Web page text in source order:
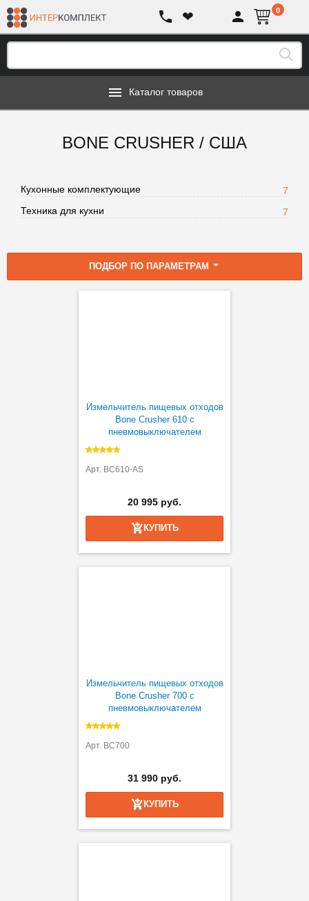
❤ 0
Каталог товаров
BONE CRUSHER / США
Кухонные комплектующие
7
Техника для кухни
7
ПОДБОР ПО ПАРАМЕТРАМ
Измельчитель пищевых отходов
Bone Crusher 610 с
пневмовыключателем
Арт. BC610-AS
20 995 руб.
КУПИТЬ
Измельчитель пищевых отходов
Bone Crusher 700 с
пневмовыключателем
Арт. BC700
31 990 руб.
КУПИТЬ